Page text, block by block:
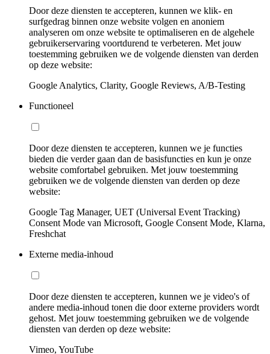
Door deze diensten te accepteren, kunnen we klik- en
surfgedrag binnen onze website volgen en anoniem
analyseren om onze website te optimaliseren en de algehele
gebruikerservaring voortdurend te verbeteren. Met jouw
toestemming gebruiken we de volgende diensten van derden
op deze website:
Google Analytics, Clarity, Google Reviews, A/B-Testing
Functioneel
Door deze diensten te accepteren, kunnen we je functies
bieden die verder gaan dan de basisfuncties en kun je onze
website comfortabel gebruiken. Met jouw toestemming
gebruiken we de volgende diensten van derden op deze
website:
Google Tag Manager, UET (Universal Event Tracking)
Consent Mode van Microsoft, Google Consent Mode, Klarna,
Freshchat
Externe media-inhoud
Door deze diensten te accepteren, kunnen we je video's of
andere media-inhoud tonen die door externe providers wordt
gehost. Met jouw toestemming gebruiken we de volgende
diensten van derden op deze website:
Vimeo, YouTube